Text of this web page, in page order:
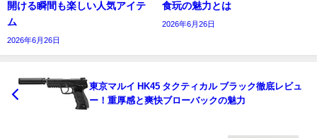
開ける瞬間も楽しい人気アイテ
ム
2026年6月26日
食玩の魅力とは
2026年6月26日
東京マルイ HK45 タクティカル ブラック徹底レビュ
ー！重厚感と爽快ブローバックの魅力